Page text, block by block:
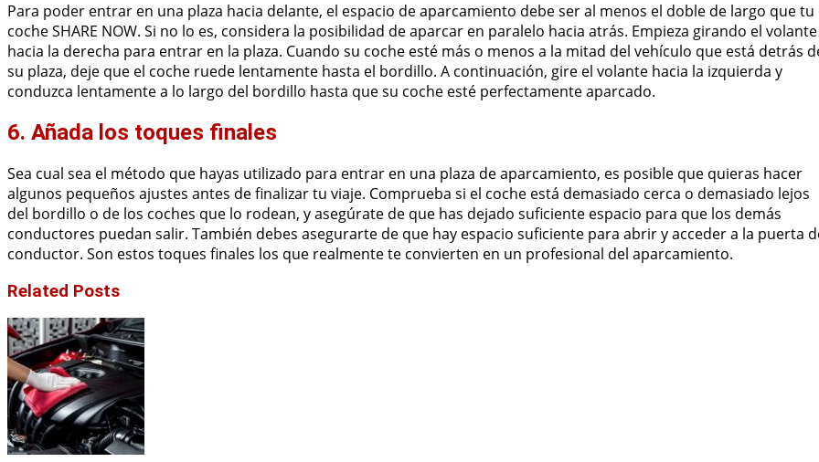
Para poder entrar en una plaza hacia delante, el espacio de aparcamiento debe ser al menos el doble de largo que tu
coche SHARE NOW. Si no lo es, considera la posibilidad de aparcar en paralelo hacia atrás. Empieza girando el volante
hacia la derecha para entrar en la plaza. Cuando su coche esté más o menos a la mitad del vehículo que está detrás
su plaza, deje que el coche ruede lentamente hasta el bordillo. A continuación, gire el volante hacia la izquierda y
conduzca lentamente a lo largo del bordillo hasta que su coche esté perfectamente aparcado.
6. Añada los toques finales
Sea cual sea el método que hayas utilizado para entrar en una plaza de aparcamiento, es posible que quieras hacer
algunos pequeños ajustes antes de finalizar tu viaje. Comprueba si el coche está demasiado cerca o demasiado lejos
del bordillo o de los coches que lo rodean, y asegúrate de que has dejado suficiente espacio para que los demás
conductores puedan salir. También debes asegurarte de que hay espacio suficiente para abrir y acceder a la puerta
conductor. Son estos toques finales los que realmente te convierten en un profesional del aparcamiento.
Related Posts